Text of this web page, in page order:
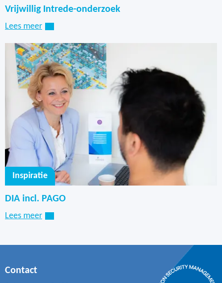
Vrijwillig Intrede-onderzoek
Lees meer
Inspiratie
DIA incl. PAGO
Lees meer
Contact